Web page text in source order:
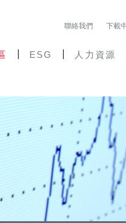
下載
聯絡我們
ESG 人力資源